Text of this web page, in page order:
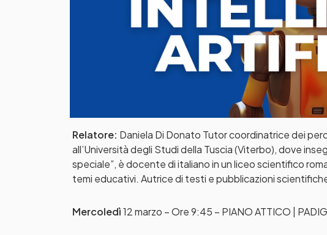
Relatore: Daniela Di Donato Tutor coordinatrice dei
all’Università degli Studi della Tuscia (Viterbo), dove
speciale”, è docente di italiano in un liceo scientifico
temi educativi. Autrice di testi e pubblicazioni
Mercoledì12 marzo – Ore 9:45 – PIANO ATTICO |